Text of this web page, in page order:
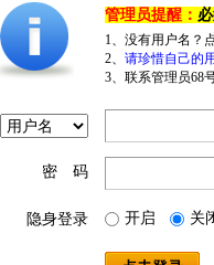
管理员提醒：
1、没有用户名
2、 请珍惜自己的
3、联系管理员68
密 码
隐身登录 开启 关